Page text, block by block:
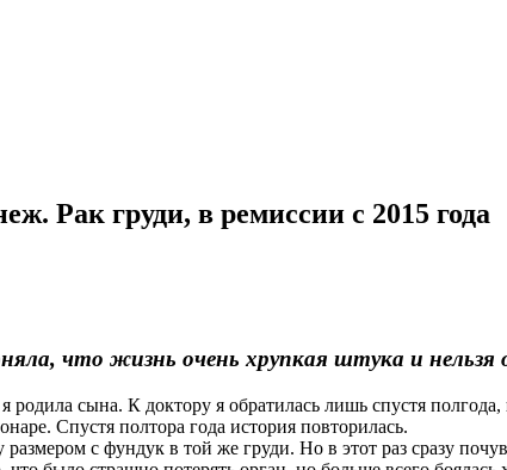
груди, в ремиссии с 2015 года
что жизнь очень хрупкая штука и нельзя
сына. К доктору я обратилась лишь спустя
Спустя полтора года история повторилась.
с фундук в той же груди. Но в этот раз сразу